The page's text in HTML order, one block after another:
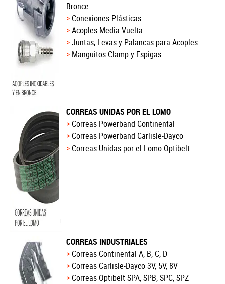
Bronce
Conexiones Plásticas
Acoples Media Vuelta
Juntas, Levas y Palancas para Acoples
Manguitos Clamp y Espigas
CORREAS UNIDAS POR EL LOMO
Correas Powerband Continental
Correas Powerband Carlisle-Dayco
Correas Unidas por el Lomo Optibelt
CORREAS INDUSTRIALES
Correas Continental A, B, C, D
Correas Carlisle-Dayco 3V, 5V, 8V
Correas Optibelt SPA, SPB, SPC, SPZ